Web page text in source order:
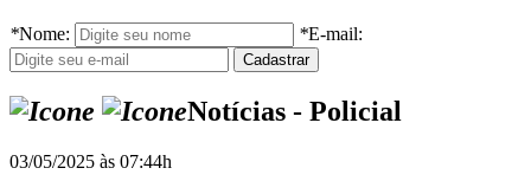
*Nome: *E-mail:
Notícias - Policial
03/05/2025 às 07:44h